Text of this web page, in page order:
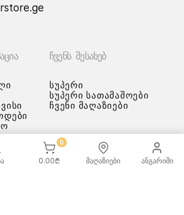
ᲩᲕᲔᲜᲡ ᲨᲔᲡᲐᲮᲔᲑ
სუპერი
სუპერი სათამაშოები
ჩვენი მაღაზიები
0
0.00₾ მაღაზიები ანგარიში